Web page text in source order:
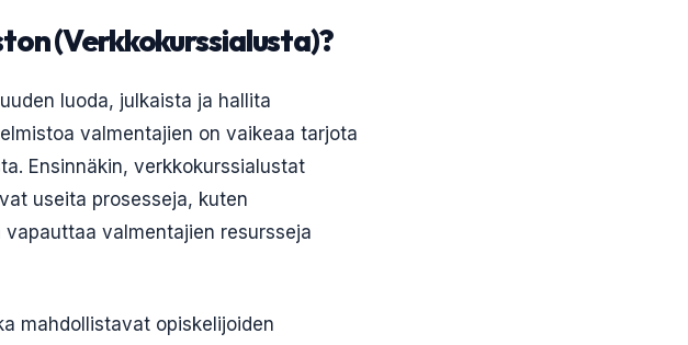
(Verkkokurssialusta)?
luoda, julkaista ja hallita
valmentajien on vaikeaa tarjota
Ensinnäkin, verkkokurssialustat
useita prosesseja, kuten
valmentajien resursseja
mahdollistavat opiskelijoiden